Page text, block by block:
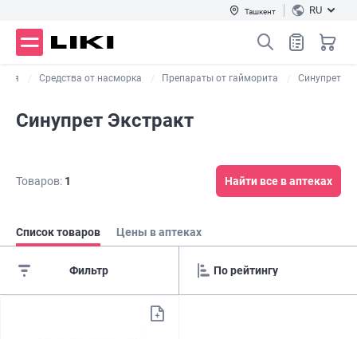
Ташкент RU
Средства от насморка Препараты от гайморита Синупрет
Синупрет Экстракт
Товаров: 1 Найти все в аптеках
Список товаров Цены в аптеках
Фильтр